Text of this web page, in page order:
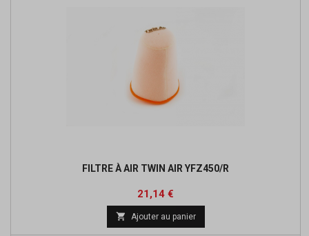
FILTRE À AIR TWIN AIR YFZ450/R
Prix
21,14 €
base
 Ajouter au panier